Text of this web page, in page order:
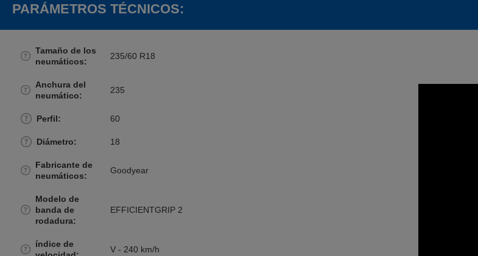
PARÁMETROS TÉCNICOS:
Tamaño de los
neumáticos
235/60 R18
Anchura del
neumático
235
Perfil 60
Diámetro 18
Fabricante de
neumáticos
Goodyear
Modelo de
banda de
rodadura
EFFICIENTGRIP 2
índice de
V - 240 km/h